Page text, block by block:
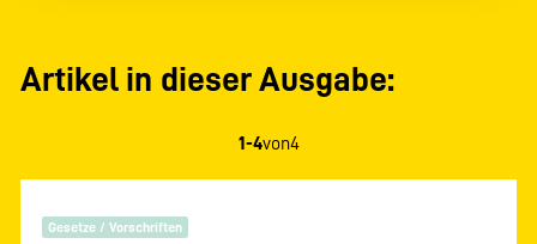
Artikel in dieser Ausgabe:
1-4von4
Gesetze / Vorschriften